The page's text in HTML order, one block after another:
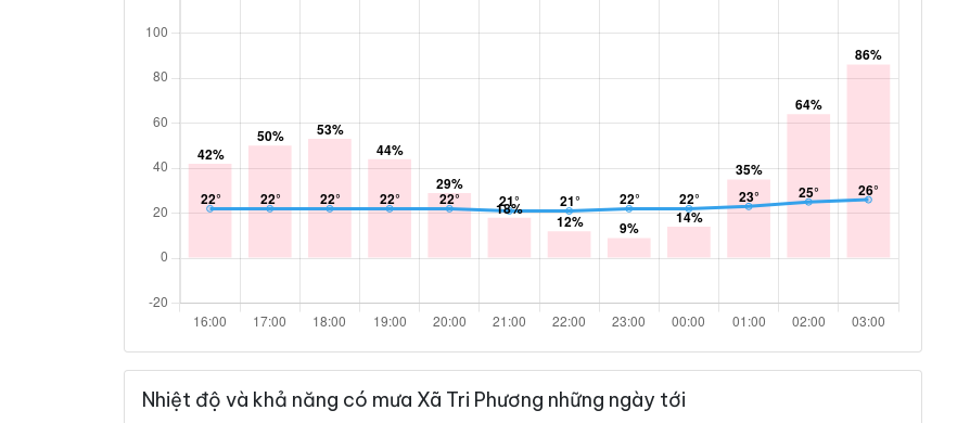
Nhiệt độ và khả năng có mưa Xã Tri Phương những ngày tới